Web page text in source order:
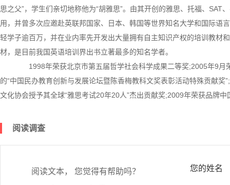
思之父”，学生们亲切地称他为“胡雅思”。由其开创的雅思、托福、
用，并曾多次应邀赴英联邦国家、日本、韩国等世界知名大学和国际语
轻学子逾百万，并在业内率先开发出大量拥有自主知识产权的培训教材
材，是目前我国英语培训界出书立著最多的知名学者。
1998年荣获北京市第五届哲学社会科学成果二等奖;2005年9月
的“中国民办教育创新与发展论坛暨陈香梅教科文奖表彰活动特殊贡献
文化协会授予其全球“雅思考试20年20人”杰出贡献奖;2009年荣获品牌
阅读调查
阅读文本， 您觉得有帮助吗？ 您的姓名